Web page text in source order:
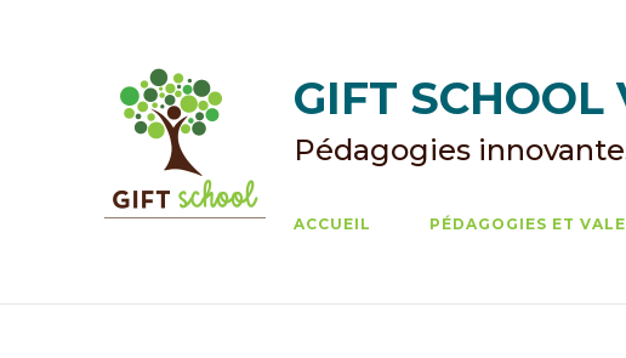
GIFT
Pédagogies
ACCUEIL PÉDAGOGIES ET